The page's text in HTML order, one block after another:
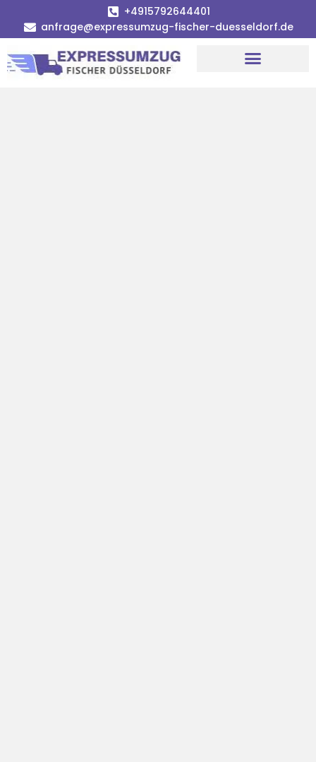
+4915792644401
anfrage@expressumzug-fischer-duesseldorf.de